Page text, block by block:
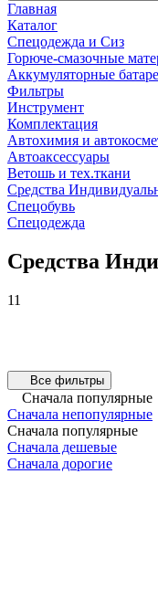
Главная
Каталог
Спецодежда и Сиз
Горюче-смазочные
Аккумуляторные
Фильтры
Инструмент
Комплектация
Автохимия и
Автоаксессуары
Ветошь и тех.ткани
Средства
Спецобувь
Спецодежда
Средства
11
Все фильтры
Сначала популярные
Сначала непопулярные
Сначала популярные
Сначала дешевые
Сначала дорогие